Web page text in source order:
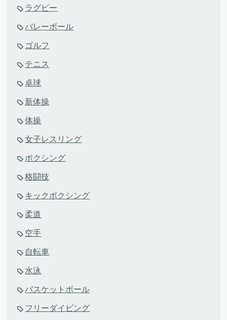
ラグビー
バレーボール
ゴルフ
テニス
卓球
新体操
体操
女子レスリング
ボクシング
格闘技
キックボクシング
柔道
空手
自転車
水泳
バスケットボール
フリーダイビング